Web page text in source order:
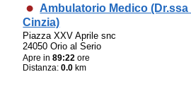
Ambulatorio Medico
Cinzia)
Piazza XXV Aprile snc
24050 Orio al Serio
Apre in89:22 ore
Distanza:0.0 km